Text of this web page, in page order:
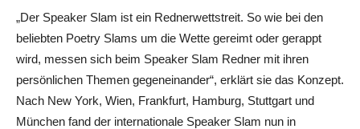
„Der Speaker Slam ist ein Rednerwettstreit. So wie bei den
beliebten Poetry Slams um die Wette gereimt oder gerappt
wird, messen sich beim Speaker Slam Redner mit ihren
persönlichen Themen gegeneinander“, erklärt sie das Konzept.
Nach New York, Wien, Frankfurt, Hamburg, Stuttgart und
München fand der internationale Speaker Slam nun in